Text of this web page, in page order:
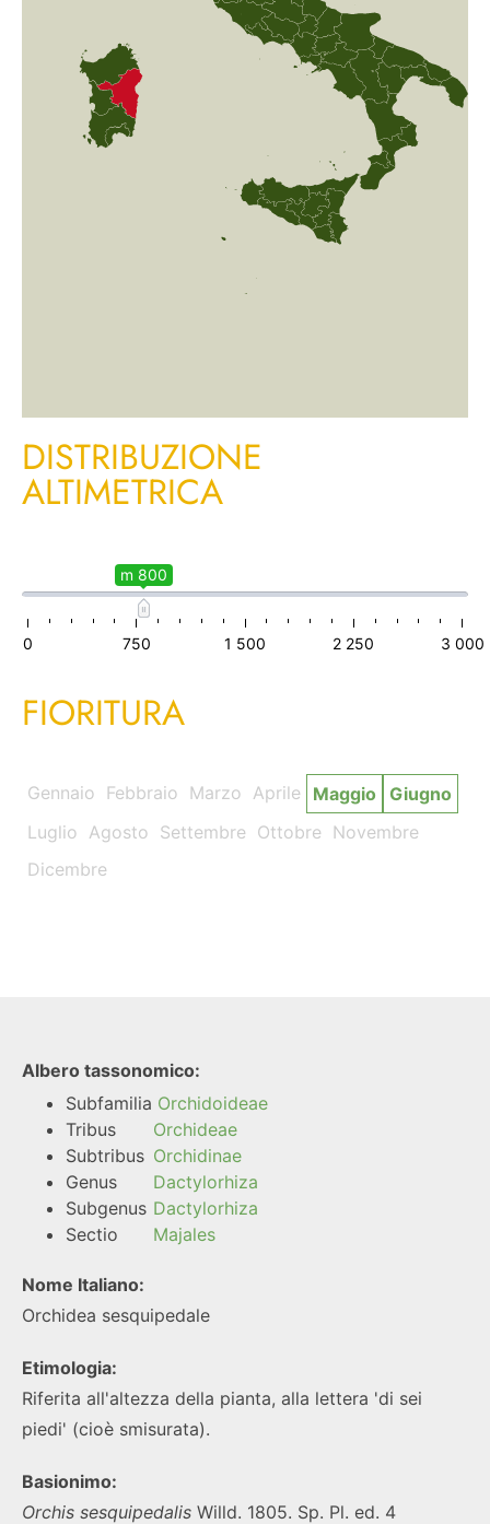
Albero tassonomico:
Subfamilia Orchidoideae
Tribus
Orchideae
Subtribus Orchidinae
Genus
Dactylorhiza
Subgenus Dactylorhiza
Sectio
Majales
Nome Italiano:
Orchidea sesquipedale
Etimologia:
Riferita all'altezza della pianta, alla lettera 'di sei
piedi' (cioè smisurata).
Basionimo:
Orchis sesquipedalis Willd. 1805. Sp. Pl. ed. 4
DISTRIBUZIONE
ALTIMETRICA
m 800
0 750 1 500 2 250 3 000
FIORITURA
Gennaio Febbraio Marzo Aprile Maggio
Giugno
Luglio Agosto Settembre Ottobre Novembre
Dicembre